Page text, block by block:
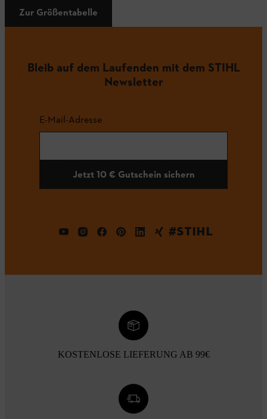
Zur Größentabelle
Bleib auf dem Laufenden mit dem STIHL
Newsletter
E-Mail-Adresse
Jetzt 10 € Gutschein sichern
#STIHL
KOSTENLOSE LIEFERUNG AB 99€